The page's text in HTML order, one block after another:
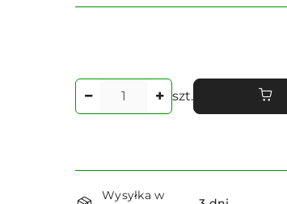
Ilość
szt.
Dostępność
Wysyłka w